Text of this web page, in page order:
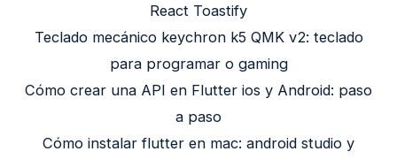
React Toastify
Teclado mecánico keychron k5 QMK v2: teclado
para programar o gaming
Cómo crear una API en Flutter ios y Android: paso
a paso
Cómo instalar flutter en mac: android studio y